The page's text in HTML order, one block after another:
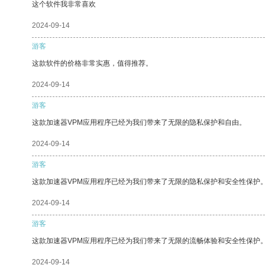
这个软件我非常喜欢
2024-09-14
游客
这款软件的价格非常实惠，值得推荐。
2024-09-14
游客
这款加速器VPM应用程序已经为我们带来了无限的隐私保护和自由。
2024-09-14
游客
这款加速器VPM应用程序已经为我们带来了无限的隐私保护和安全性保护
2024-09-14
游客
这款加速器VPM应用程序已经为我们带来了无限的流畅体验和安全性保护
2024-09-14